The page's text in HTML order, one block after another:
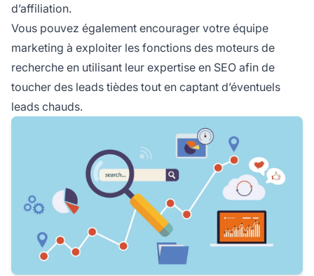
d’affiliation.
Vous pouvez également encourager votre équipe
marketing à exploiter les fonctions des moteurs de
recherche en utilisant leur expertise en SEO afin de
toucher des leads tièdes tout en captant d’éventuels
leads chauds.